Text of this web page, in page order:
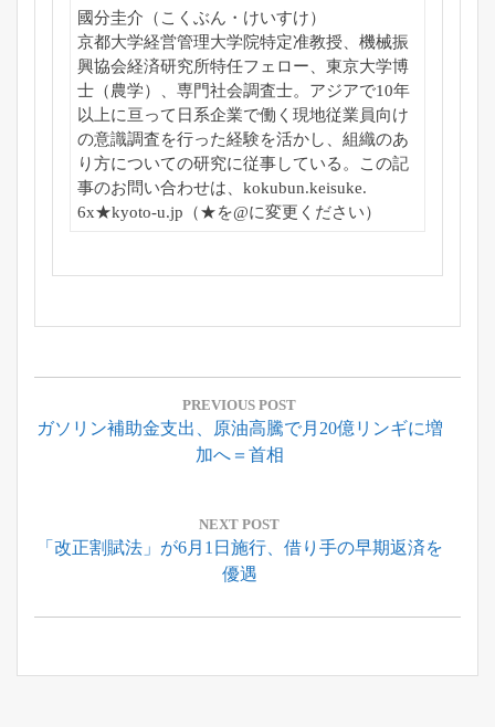
國分圭介（こくぶん・けいすけ）
京都大学経営管理大学院特定准教授、 機械振
興協会経済研究所特任フェロー、東京大学博
士（農学）、 専門社会調査士。 アジアで10年
以上に亘って日系企業で働く現地従業員向け
の意識調査を行った経験を活かし、 組織のあ
り方についての研究に従事している。この記
事のお問い合わせは、kokubun.keisuke.
6x★kyoto-u.jp（★を@に変更ください）
投
ナ
シ
ン
PREVIOUS POST
Previous
ガソリン補助金支出、原油高騰で月20億リンギに増
加へ＝首相
NEXT POST
Next
「改正割賦法」が6月1日施行、借り手の早期返済を
優遇